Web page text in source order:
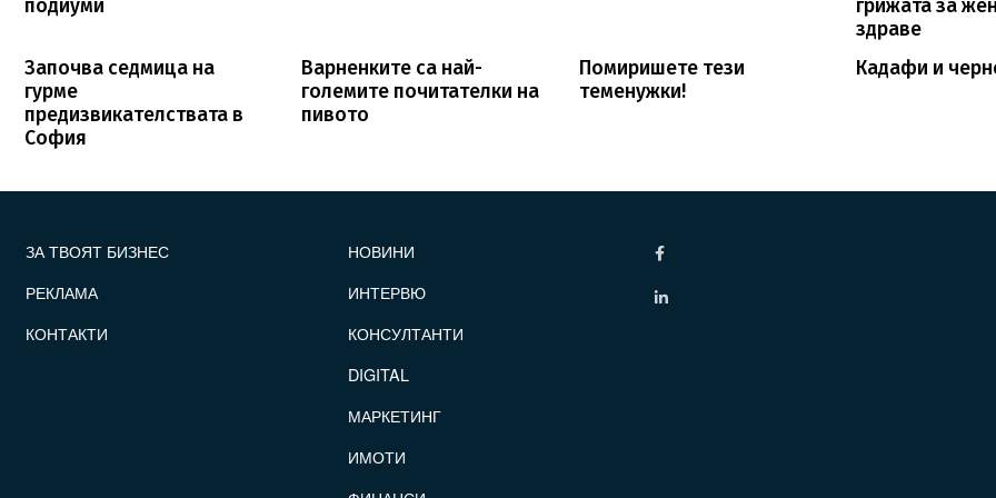
подиуми
грижата за
здраве
Започва седмица на
гурме
предизвикателствата в
София
Варненките са най-
големите почитателки на
пивото
Помиришете тези
теменужки!
Кадафи и
ЗА ТВОЯТ БИЗНЕС
РЕКЛАМА
КОНТАКТИ
НОВИНИ
ИНТЕРВЮ
КОНСУЛТАНТИ
DIGITAL
МАРКЕТИНГ
ИМОТИ